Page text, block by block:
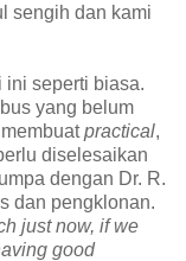
sengih dan kami
ini seperti biasa.
yang belum
practical,
diselesaikan
dengan Dr. R.
dan pengklonan.
just now, if we
good